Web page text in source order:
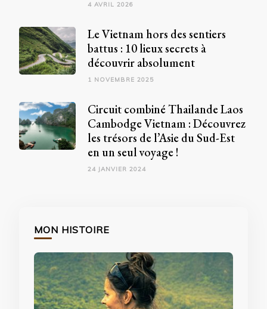
4 AVRIL 2026
Le Vietnam hors des sentiers
battus : 10 lieux secrets à
découvrir absolument
1 NOVEMBRE 2025
Circuit combiné Thailande Laos
Cambodge Vietnam : Découvrez
les trésors de l’Asie du Sud-Est
en un seul voyage !
24 JANVIER 2024
MON HISTOIRE